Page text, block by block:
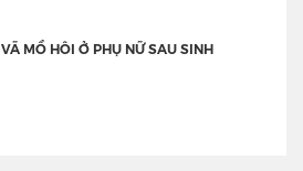
VÃ MỒ HÔI Ở PHỤ NỮ SAU SINH